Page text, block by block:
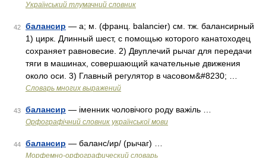
Український тлумачний словник
42 балансир — а; м. (франц. balancier) см. тж. балансирный
1) цирк. Длинный шест, с помощью которого канатоходец
сохраняет равновесие. 2) Двуплечий рычаг для передачи
тяги в машинах, совершающий качательные движения
около оси. 3) Главный регулятор в часовом&#8230; …
Словарь многих выражений
43 балансир — іменник чоловічого роду важіль …
Орфографічний словник української мови
44 балансир — баланс/ир/ (рычаг) …
Морфемно-орфографический словарь